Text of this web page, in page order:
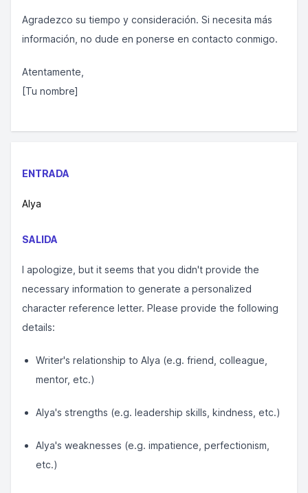
Agradezco su tiempo y consideración. Si necesita más
información, no dude en ponerse en contacto conmigo.
Atentamente,
[Tu nombre]
ENTRADA
Alya
SALIDA
I apologize, but it seems that you didn't provide the
necessary information to generate a personalized
character reference letter. Please provide the following
details:
Writer's relationship to Alya (e.g. friend, colleague,
mentor, etc.)
Alya's strengths (e.g. leadership skills, kindness, etc.)
Alya's weaknesses (e.g. impatience, perfectionism,
etc.)